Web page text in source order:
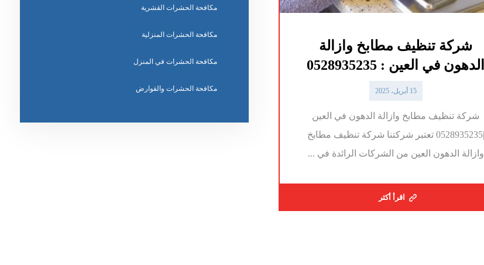
شركة تنظيف مطابخ وازالة
الدهون في العين : 0528935235
15 أبريل، 2025
شركة تنظيف مطابخ وازالة الدهون في العين
|0528935235 تعتبر شركتنا شركة تنظيف مطابخ
وازالة الدهون العين من الشركات الرائدة في ...
اقرأ أكثر
مكافحة الحشرات القشرية
مكافحة الحشرات المنزلية
مكافحة الحشرات في المنزل
مكافحة الحشرات والقوارض